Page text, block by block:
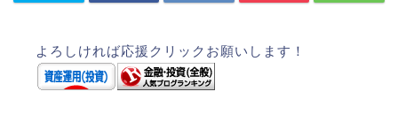
よろしければ応援クリックお願いします！